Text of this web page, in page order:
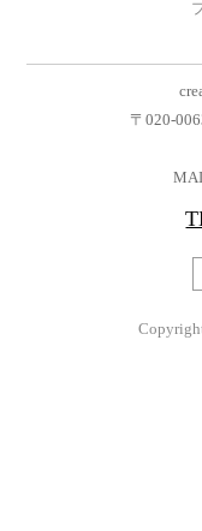
〒020-